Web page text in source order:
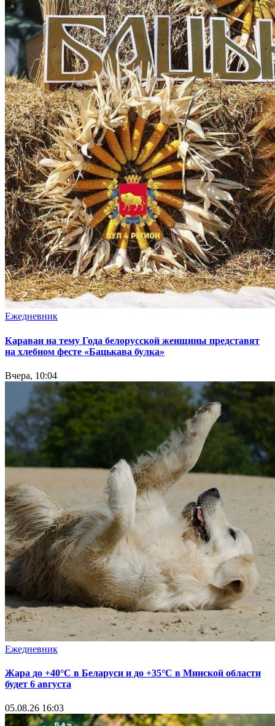
Ежедневник
Караваи на тему Года белорусской женщины представят
на хлебном фесте «Бацькава булка»
Вчера, 10:04
Ежедневник
Жара до +40°С в Беларуси и до +35°С в Минской области
будет 6 августа
05.08.26 16:03